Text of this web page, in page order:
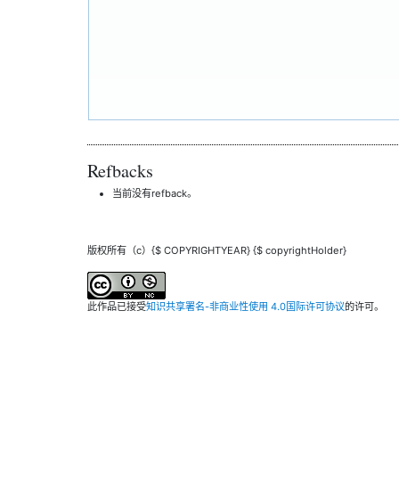
Refbacks
当前没有refback。
版权所有（c）{$ COPYRIGHTYEAR} {$ copyrightHolder}
此作品已接受知识共享署名-非商业性使用 4.0国际许可协议的许可。